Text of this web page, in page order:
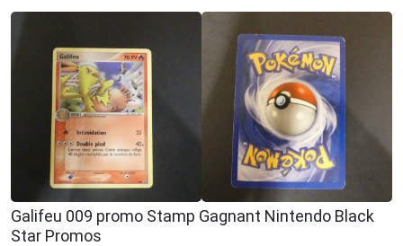
Galifeu 009 promo Stamp Gagnant Nintendo Black
Star Promos